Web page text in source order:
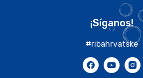
¡Síganos!
#ribahrvatske